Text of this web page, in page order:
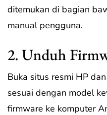
ditemukan di bagian
manual pengguna.
2. Unduh
Buka situs resmi HP
sesuai dengan model
firmware ke komputer